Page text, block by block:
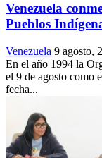
Venezuela
Pueblos
Venezuela 9 agosto,
En el año 1994 la
el 9 de agosto como
fecha...